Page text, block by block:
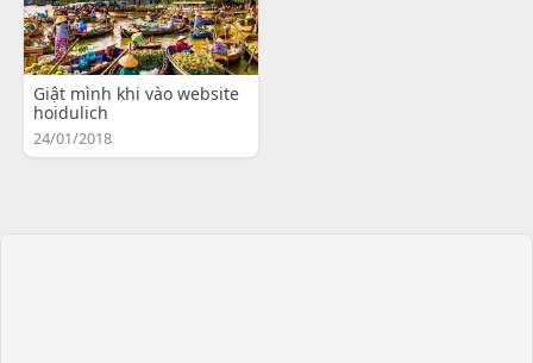
Giật mình khi vào website
hoidulich
24/01/2018